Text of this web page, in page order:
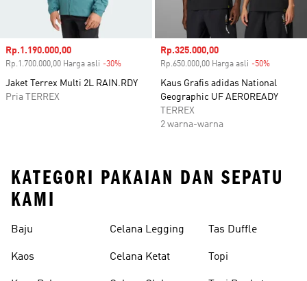
Harga penjualan
Rp.1.190.000,00
Rp.1.700.000,00 Harga asli -30%
Jaket Terrex Multi 2L RAIN.RDY
Pria TERREX
Harga penjualan
Rp.325.000,00
Rp.650.000,00 Harga asli -50%
Kaus Grafis adidas National
Geographic UF AEROREADY
TERREX
2 warna-warna
KATEGORI PAKAIAN DAN SEPATU
KAMI
Baju
Kaos
Celana Legging
Celana Ketat
Tas Duffle
Topi